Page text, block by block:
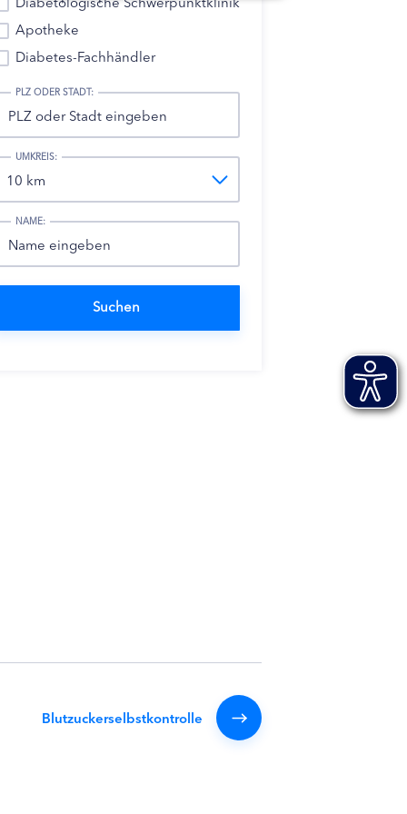
Blutzuckerselbstkontrolle
Apotheke
Diabetes-Fachhändler
PLZ ODER STADT:
UMKREIS:
NAME: